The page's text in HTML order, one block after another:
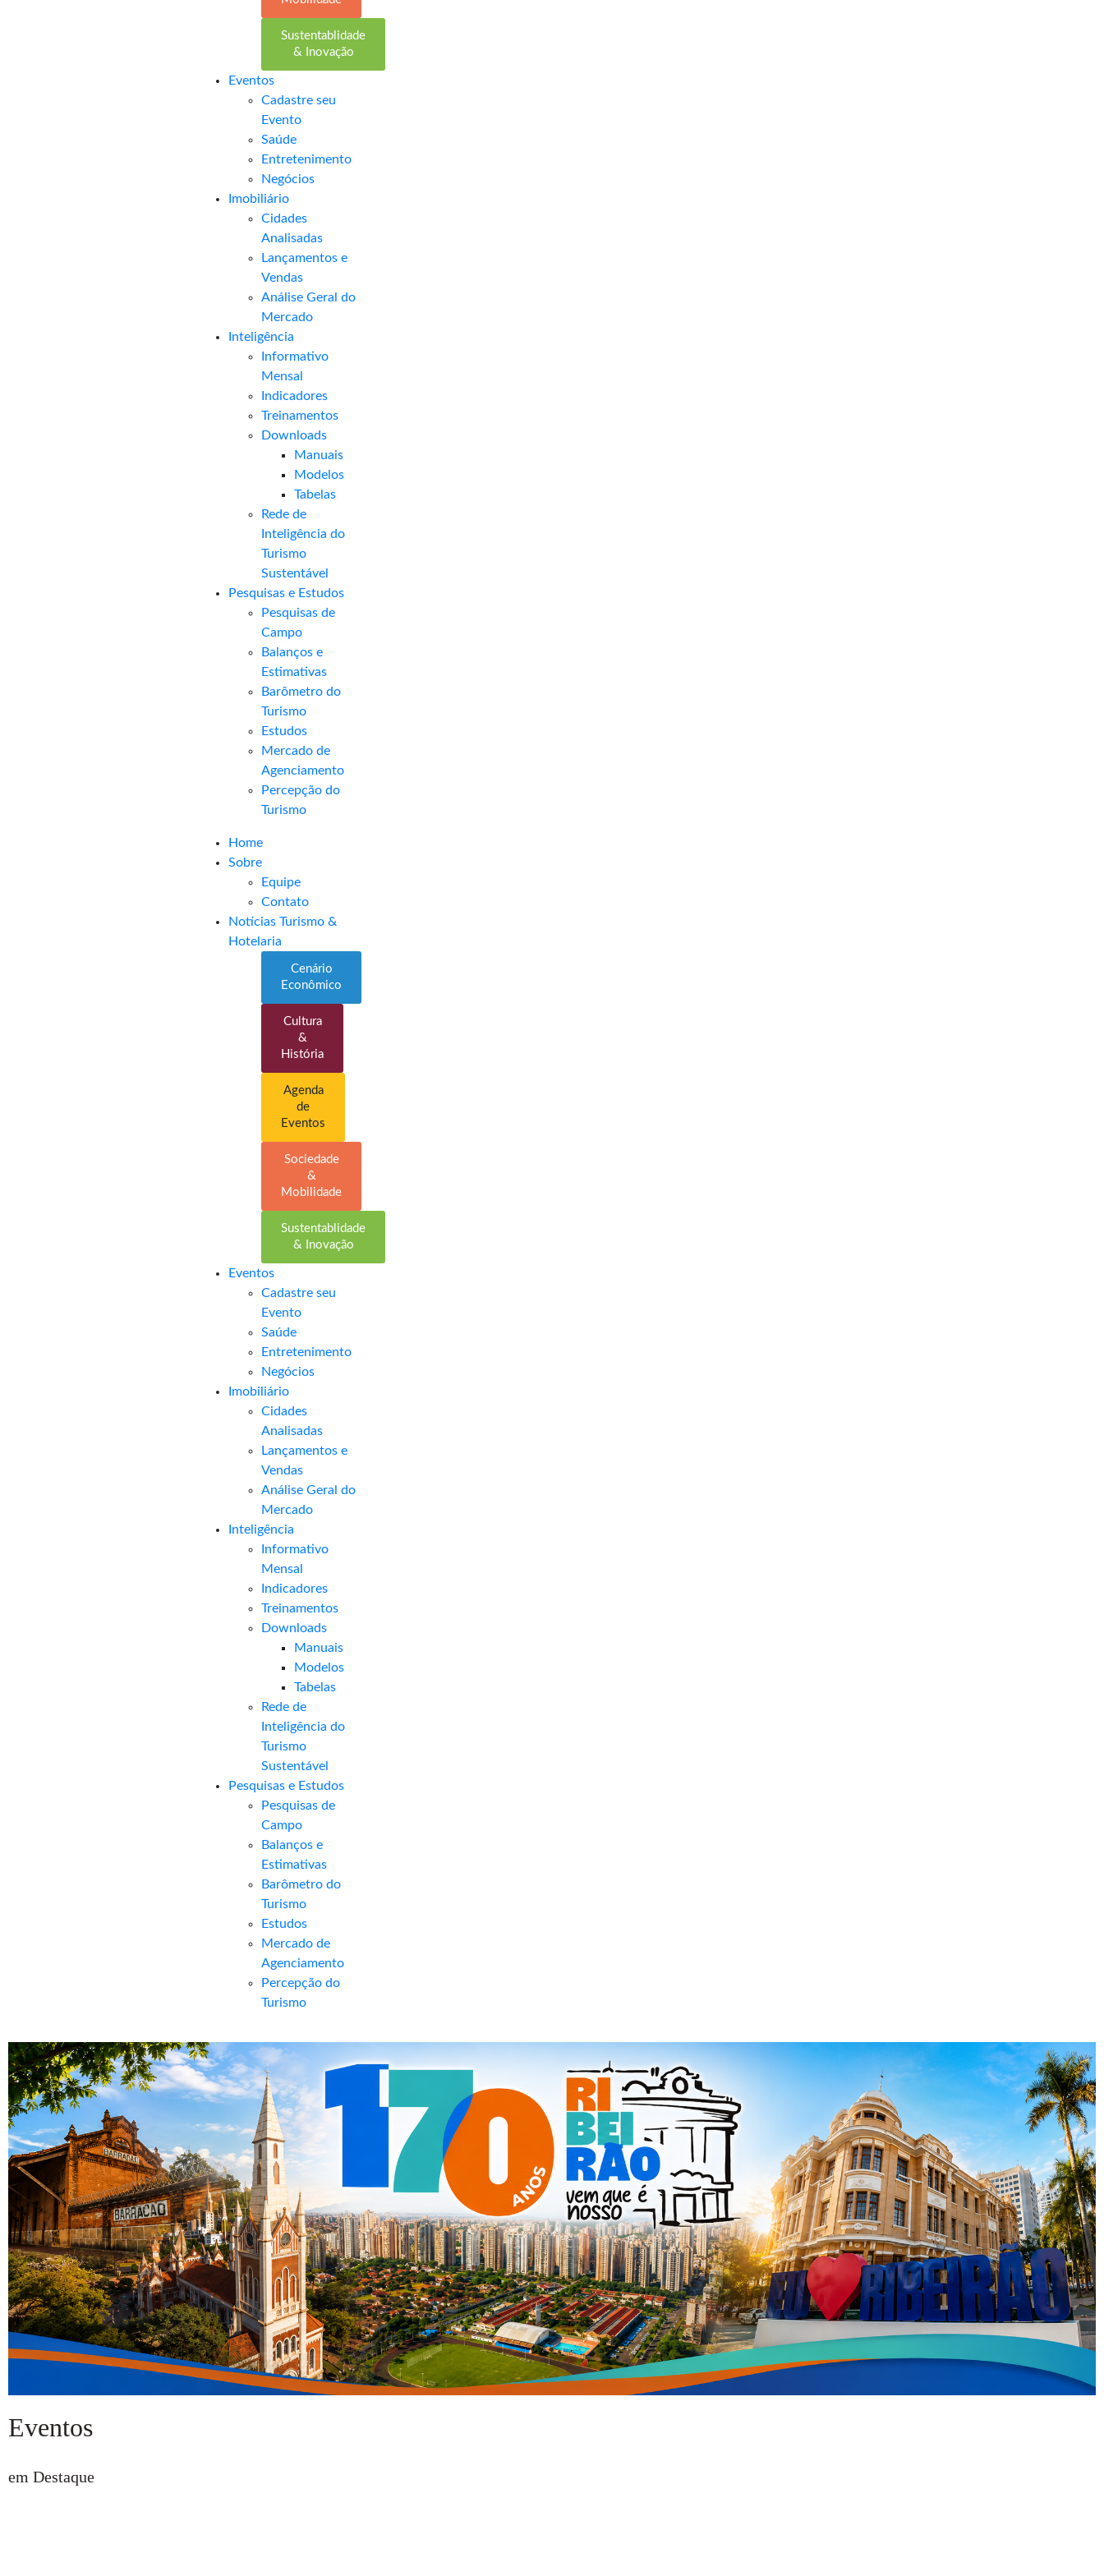
Sustentablidade
& Inovação
Eventos
Cadastre seu
Evento
Saúde
Entretenimento
Negócios
Imobiliário
Cidades
Analisadas
Lançamentos e
Vendas
Análise Geral do
Mercado
Inteligência
Informativo
Mensal​
Indicadores
Treinamentos
Downloads
Manuais
Modelos
Tabelas
Rede de
Inteligência do
Turismo
Sustentável
Pesquisas e Estudos
Pesquisas de
Campo
Balanços e
Estimativas
Barômetro do
Turismo
Estudos
Mercado de
Agenciamento
Percepção do
Turismo
Home
Sobre
Equipe
Contato
Notícias Turismo &
Hotelaria
Cenário
Econômico
Cultura
&
História
Agenda
de
Eventos
Sociedade
&
Mobilidade
Sustentablidade
& Inovação
Eventos
Cadastre seu
Evento
Saúde
Entretenimento
Negócios
Imobiliário
Cidades
Analisadas
Lançamentos e
Vendas
Análise Geral do
Mercado
Inteligência
Informativo
Mensal​
Indicadores
Treinamentos
Downloads
Manuais
Modelos
Tabelas
Rede de
Inteligência do
Turismo
Sustentável
Pesquisas e Estudos
Pesquisas de
Campo
Balanços e
Estimativas
Barômetro do
Turismo
Estudos
Mercado de
Agenciamento
Percepção do
Turismo
Eventos
em Destaque